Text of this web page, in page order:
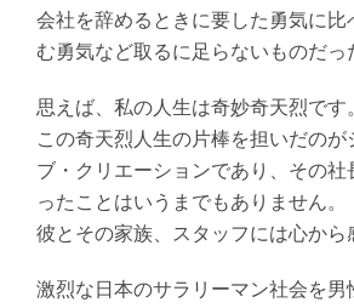
会社を辞めるときに要した勇気に比
む勇気など取るに足らないものだっ
思えば、私の人生は奇妙奇天烈です
この奇天烈人生の片棒を担いだのが
ブ・クリエーションであり、その社
ったことはいうまでもありません。
彼とその家族、スタッフには心から
激烈な日本のサラリーマン社会を男